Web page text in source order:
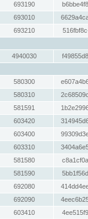
693190
693010
693210
4940030
580300
580310
581591
603420
603400
603310
581580
581590
692080
692090
603410